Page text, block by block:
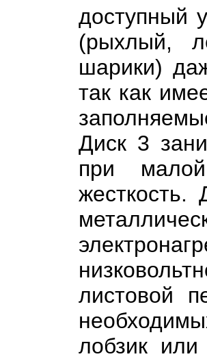
доступный
(рыхлый,
шарики)
так как
Диск 3
при
листовой
лобзик